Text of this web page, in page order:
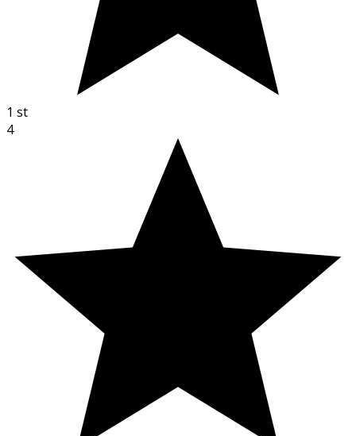
1 st
4